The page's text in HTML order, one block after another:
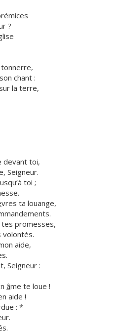
?
tonnerre,
chant :
la terre,
devant toi,
Seigneur.
toi ;
vres ta louange,
promesses,
volontés.
aide,
t, Seigneur :
âme te loue !
aide !
: *